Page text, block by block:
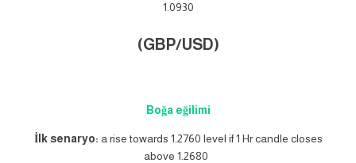
1.0930
(GBP/USD)
Boğa eğilimi
İlk senaryo: a rise towards 1.2760 level if 1 Hr candle closes
above 1.2680